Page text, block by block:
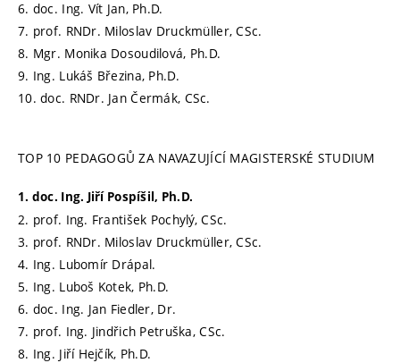
6. doc. Ing. Vít Jan, Ph.D.
7. prof. RNDr. Miloslav Druckmüller, CSc.
8. Mgr. Monika Dosoudilová, Ph.D.
9. Ing. Lukáš Březina, Ph.D.
10. doc. RNDr. Jan Čermák, CSc.
TOP 10 PEDAGOGŮ ZA NAVAZUJÍCÍ MAGISTERSKÉ STUDIUM
1. doc. Ing. Jiří Pospíšil, Ph.D.
2. prof. Ing. František Pochylý, CSc.
3. prof. RNDr. Miloslav Druckmüller, CSc.
4. Ing. Lubomír Drápal.
5. Ing. Luboš Kotek, Ph.D.
6. doc. Ing. Jan Fiedler, Dr.
7. prof. Ing. Jindřich Petruška, CSc.
8. Ing. Jiří Hejčík, Ph.D.